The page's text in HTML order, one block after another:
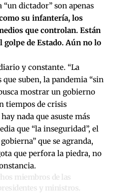
dictador” son apenas
su infantería, los
que controlan. Están
golpe de Estado. Aún no lo
y constante. “La
suben, la pandemia “sin
mostrar un gobierno
tiempos de crisis
nada que asuste más
que “la inseguridad”, el
que se agranda,
que perfora la piedra, no
miembros de las
y ministros.